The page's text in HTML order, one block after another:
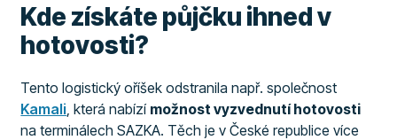
Kde získáte půjčku ihned v
hotovosti?
Tento logistický oříšek odstranila např. společnost
Kamali , která nabízí možnost vyzvednutí hotovosti
na terminálech SAZKA. Těch je v České republice více